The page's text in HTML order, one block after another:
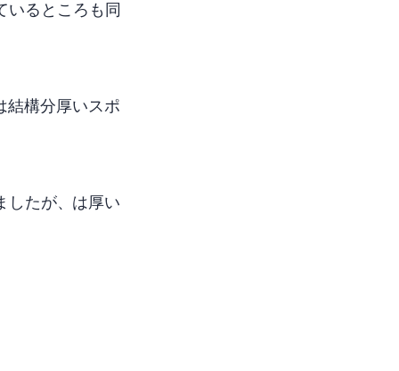
いるところも同
は結構分厚いスポ
、GOBOTは厚い